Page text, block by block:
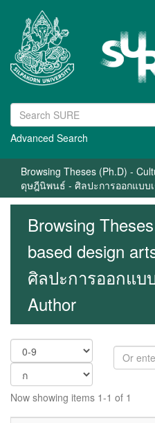
Advanced Search
Browsing Theses (Ph.D) -
ดุษฎีนิพนธ์ - ศิลปะการออกแบบ
Browsing
based design
ศิลปะการออกแบ
Author
Now showing items 1-1 of 1